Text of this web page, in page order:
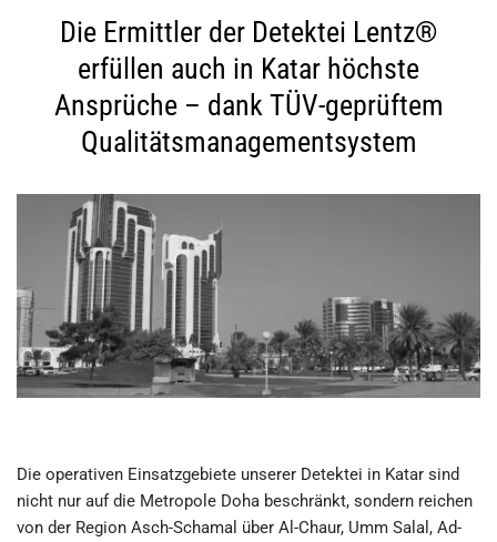
Die Ermittler der Detektei Lentz®
erfüllen auch in Katar höchste
Ansprüche – dank TÜV-geprüftem
Qualitätsmanagementsystem
Die operativen Einsatzgebiete unserer Detektei in Katar sind
nicht nur auf die Metropole Doha beschränkt, sondern reichen
von der Region Asch-Schamal über Al-Chaur, Umm Salal, Ad-